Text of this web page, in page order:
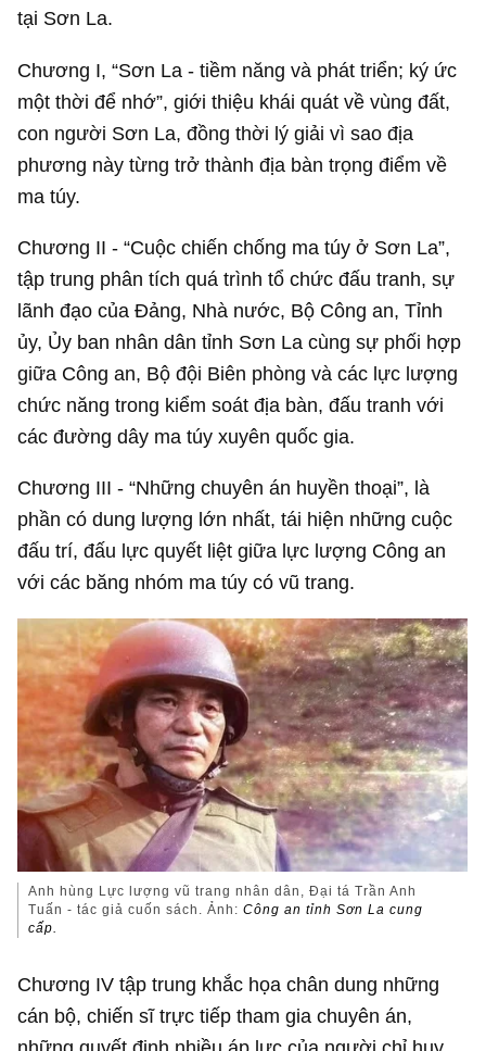
tại Sơn La.
Chương I, “Sơn La - tiềm năng và phát triển; ký ức
một thời để nhớ”, giới thiệu khái quát về vùng đất,
con người Sơn La, đồng thời lý giải vì sao địa
phương này từng trở thành địa bàn trọng điểm về
ma túy.
Chương II - “Cuộc chiến chống ma túy ở Sơn La”,
tập trung phân tích quá trình tổ chức đấu tranh, sự
lãnh đạo của Đảng, Nhà nước, Bộ Công an, Tỉnh
ủy, Ủy ban nhân dân tỉnh Sơn La cùng sự phối hợp
giữa Công an, Bộ đội Biên phòng và các lực lượng
chức năng trong kiểm soát địa bàn, đấu tranh với
các đường dây ma túy xuyên quốc gia.
Chương III - “Những chuyên án huyền thoại”, là
phần có dung lượng lớn nhất, tái hiện những cuộc
đấu trí, đấu lực quyết liệt giữa lực lượng Công an
với các băng nhóm ma túy có vũ trang.
Anh hùng Lực lượng vũ trang nhân dân, Đại tá Trần Anh
Tuấn - tác giả cuốn sách. Ảnh:Công an tỉnh Sơn La cung
cấp.
Chương IV tập trung khắc họa chân dung những
cán bộ, chiến sĩ trực tiếp tham gia chuyên án,